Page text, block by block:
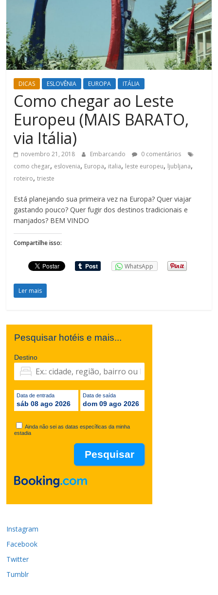
DICAS ESLOVÊNIA EUROPA ITÁLIA
Como chegar ao Leste
Europeu (MAIS BARATO,
via Itália)
novembro 21, 2018 Embarcando
0 comentários
como chegar, eslovenia, Europa, italia, leste europeu, ljubljana,
roteiro,trieste
Está planejando sua primeira vez na Europa? Quer viajar
gastando pouco? Quer fugir dos destinos tradicionais e
manjados? BEM VINDO
Compartilhe isso:
WhatsApp
Ler mais
Pesquisar hotéis e mais...
Destino
Data de entrada
sáb 08 ago 2026
Data de saída
dom 09 ago 2026
Ainda não sei as datas específicas da minha
estadia
Instagram
Facebook
Twitter
Tumblr